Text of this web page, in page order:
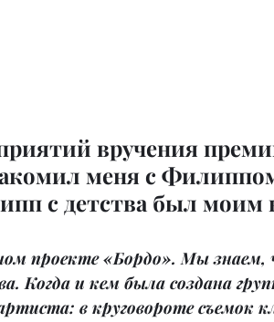
вручения
меня с
с детства был моим
проекте «Бордо». Мы знаем,
Когда и кем была создана
в круговороте съемок